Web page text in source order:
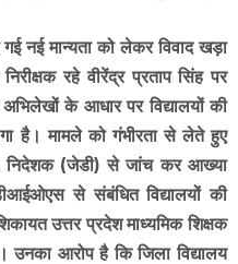
नई मान्यता को लेकर विवाद खड़ा
रहे वीरेंद्र प्रताप सिंह पर
के आधार पर विद्यालयों की
है। मामले को गंभीरता से लेते हुए
निदेशक (जेडी) से जांच कर आख्या
से संबंधित विद्यालयों की
उत्तर प्रदेश माध्यमिक शिक्षक
आरोप है कि जिला विद्यालय